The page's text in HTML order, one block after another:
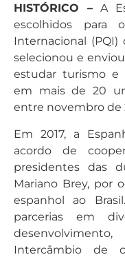
HISTÓRICO – A
escolhidos para
Internacional
selecionou e
estudar turismo e
em mais de 20
entre novembro de
Em 2017, a
acordo de
presidentes das
Mariano Brey, por
espanhol ao
parcerias em
Intercâmbio de